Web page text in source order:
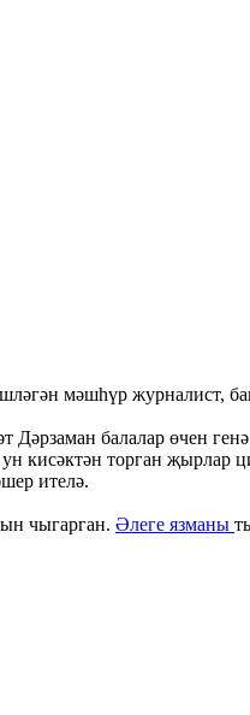
мәшһүр журналист,
балалар өчен
кисәктән торган
ителә.
чыгарган. Әлеге язманы